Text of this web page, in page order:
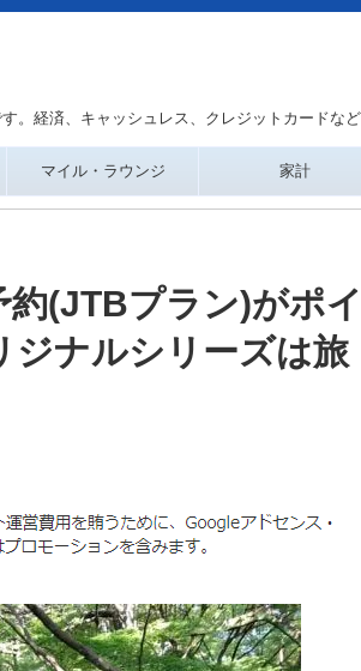
。経済、キャッシュレス、クレジットカードな
マイル・ラウンジ 家計
(JTBプラン)がポイ
ジナルシリーズは旅